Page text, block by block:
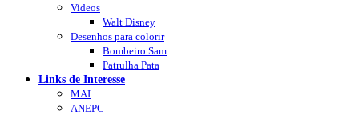
Videos
Walt Disney
Desenhos para colorir
Bombeiro Sam
Patrulha Pata
Links de Interesse
MAI
ANEPC